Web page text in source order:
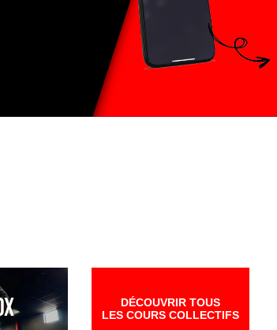
DÉCOUVRIR TOUS
LES COURS COLLECTIFS